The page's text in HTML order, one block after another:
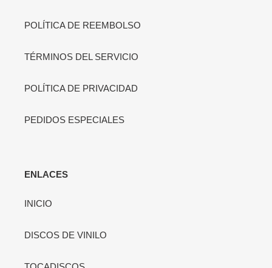
POLÍTICA DE REEMBOLSO
TÉRMINOS DEL SERVICIO
POLÍTICA DE PRIVACIDAD
PEDIDOS ESPECIALES
ENLACES
INICIO
DISCOS DE VINILO